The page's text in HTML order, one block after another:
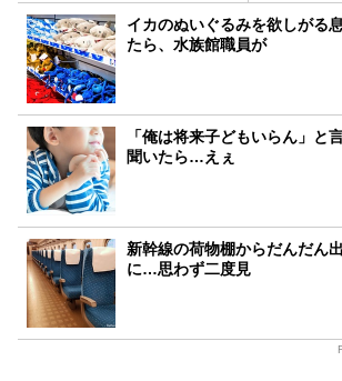
イカのぬいぐるみを欲しがる
たら、水族館職員が
「俺は将来子どもいらん」と
聞いたら…えぇ
新幹線の荷物棚からだんだん
に…思わず二度見